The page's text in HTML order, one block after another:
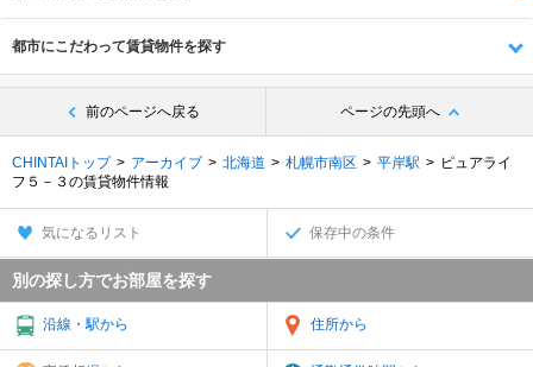
都市にこだわって賃貸物件を探す
前のページへ戻る ページの先頭へ
CHINTAIトップ アーカイブ 北海道 札幌市南区 平岸駅
ピュアライ
フ５－３の賃貸物件情報
気になるリスト 保存中の条件
別の探し方でお部屋を探す
沿線・駅から 住所から